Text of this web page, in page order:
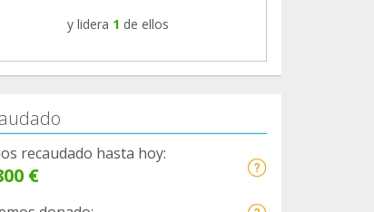
y lidera 1 de ellos
recaudado hasta hoy:
€